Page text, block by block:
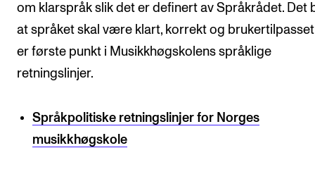
Rom og bygg
Alle hjelpesider
Eksamen og vitnemål
Timeplaner og undervisning
om klarspråk slik det er definert av Språkrådet. Det
at språket skal være klart, korrekt og
er første punkt i Musikkhøgskolens språklige
retningslinjer.
Språkpolitiske retningslinjer for Norges
musikkhøgskole